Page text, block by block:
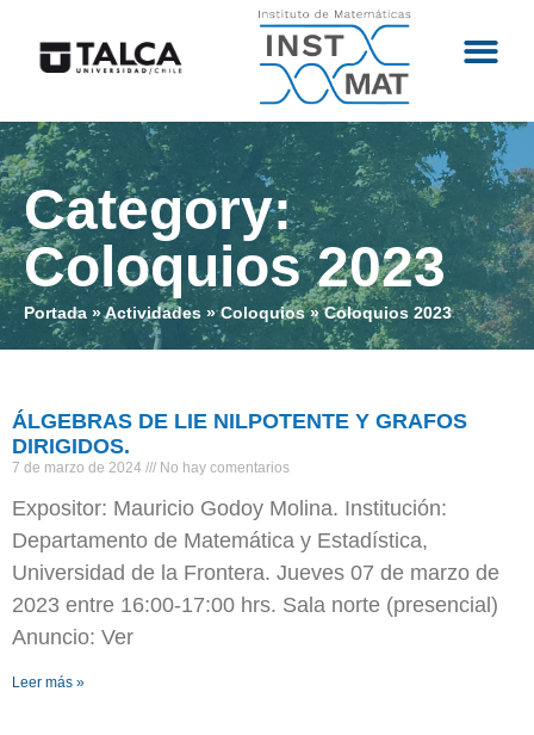
Category:
Coloquios 2023
Portada »Actividades »Coloquios»Coloquios 2023
ÁLGEBRAS DE LIE NILPOTENTE Y GRAFOS
DIRIGIDOS.
7 de marzo de 2024 No hay comentarios
Expositor: Mauricio Godoy Molina. Institución:
Departamento de Matemática y Estadística,
Universidad de la Frontera. Jueves 07 de marzo de
2023 entre 16:00-17:00 hrs. Sala norte (presencial)
Anuncio: Ver
Leer más »